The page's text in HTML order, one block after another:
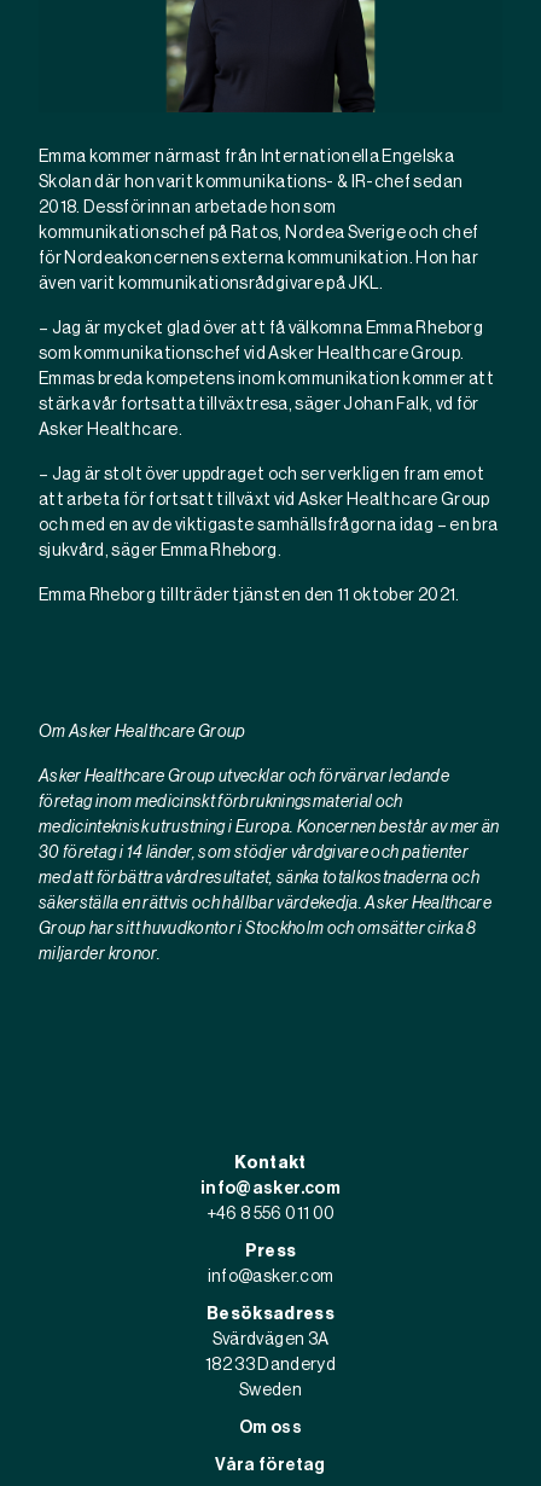
Emma kommer närmast från Internationella Engelska
Skolan där hon varit kommunikations- & IR-chef sedan
2018. Dessförinnan arbetade hon som
kommunikationschef på Ratos, Nordea Sverige och chef
för Nordeakoncernens externa kommunikation. Hon har
även varit kommunikationsrådgivare på JKL.
– Jag är mycket glad över att få välkomna Emma Rheborg
som kommunikationschef vid Asker Healthcare Group.
Emmas breda kompetens inom kommunikation kommer att
stärka vår fortsatta tillväxtresa, säger Johan Falk, vd för
Asker Healthcare.
– Jag är stolt över uppdraget och ser verkligen fram emot
att arbeta för fortsatt tillväxt vid Asker Healthcare Group
och med en av de viktigaste samhällsfrågorna idag – en bra
sjukvård, säger Emma Rheborg.
Emma Rheborg tillträder tjänsten den 11 oktober 2021.
Om Asker Healthcare Group
Asker Healthcare Group utvecklar och förvärvar ledande
företag inom medicinskt förbrukningsmaterial och
medicinteknisk utrustning i Europa. Koncernen består av mer än
30 företag i 14 länder, som stödjer vårdgivare och patienter
med att förbättra vårdresultatet, sänka totalkostnaderna och
säkerställa en rättvis och hållbar värdekedja. Asker Healthcare
Group har sitt huvudkontor i Stockholm och omsätter cirka 8
miljarder kronor.
Kontakt
info@asker.com
+46 8 556 011 00
Press
info@asker.com
Besöksadress
Svärdvägen 3A
182 33 Danderyd
Sweden
Om oss
Våra företag